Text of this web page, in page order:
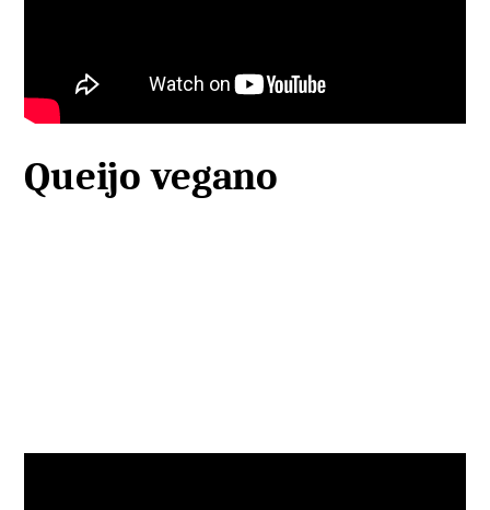
Queijo vegano